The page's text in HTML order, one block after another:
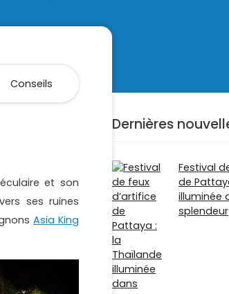
Conseils
et son
ses ruines
Asia King
Dernières
Festival
de
illuminée
splendeur